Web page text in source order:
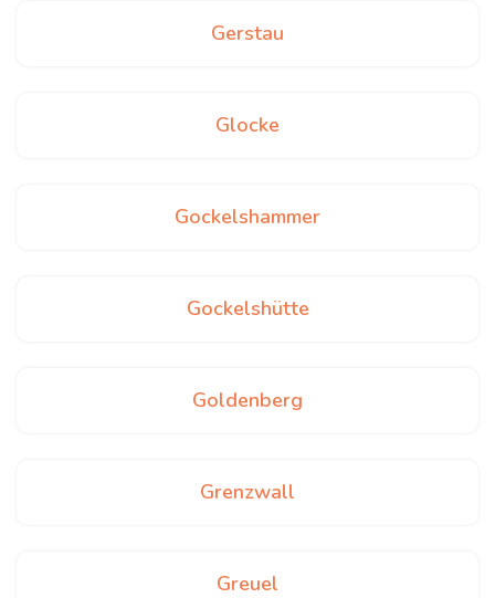
Gerstau
Glocke
Gockelshammer
Gockelshütte
Goldenberg
Grenzwall
Greuel